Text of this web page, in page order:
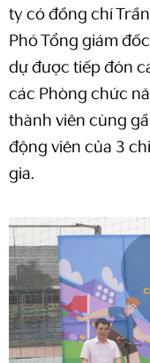
ty có đồng chí
Phó Tổng giám
dự được tiếp đón
các Phòng chức
thành viên cùng
động viên của 3
gia.